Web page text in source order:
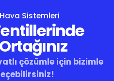
Hava Sistemleri
çözümle için bizimle